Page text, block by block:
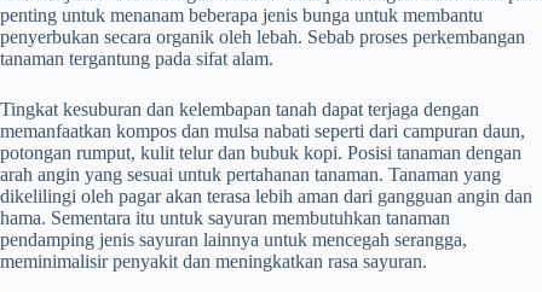
penting untuk menanam beberapa jenis bunga untuk membantu
penyerbukan secara organik oleh lebah. Sebab proses perkembangan
tanaman tergantung pada sifat alam.
Tingkat kesuburan dan kelembapan tanah dapat terjaga dengan
memanfaatkan kompos dan mulsa nabati seperti dari campuran daun,
potongan rumput, kulit telur dan bubuk kopi. Posisi tanaman dengan
arah angin yang sesuai untuk pertahanan tanaman. Tanaman yang
dikelilingi oleh pagar akan terasa lebih aman dari gangguan angin dan
hama. Sementara itu untuk sayuran membutuhkan tanaman
pendamping jenis sayuran lainnya untuk mencegah serangga,
meminimalisir penyakit dan meningkatkan rasa sayuran.